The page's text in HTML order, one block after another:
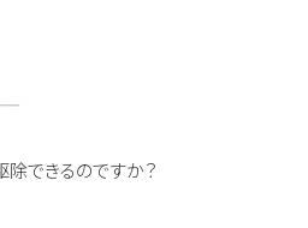
できるのですか？